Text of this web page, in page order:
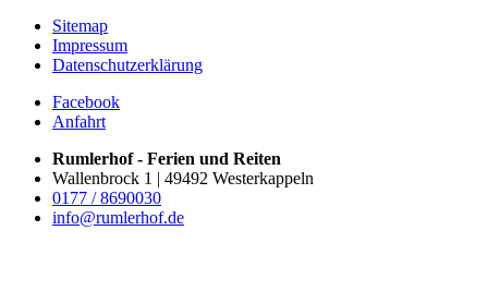
Sitemap
Impressum
Datenschutzerklärung
Facebook
Anfahrt
Rumlerhof - Ferien und Reiten
Wallenbrock 1 | 49492 Westerkappeln
0177 / 8690030
info@rumlerhof.de